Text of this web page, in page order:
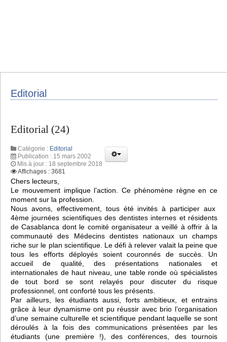
Editorial
Editorial (24)
Catégorie : Editorial
Publication : 15 mars 2002
Mis à jour : 18 septembre 2018
Affichages : 3681
Chers lecteurs,
Le mouvement implique l’action. Ce phénomène règne en ce
moment sur la profession.
Nous avons, effectivement, tous été invités à participer aux
4ème journées scientifiques des dentistes internes et résidents
de Casablanca dont le comité organisateur a veillé à offrir à la
communauté des Médecins dentistes nationaux un champs
riche sur le plan scientifique. Le défi à relever valait la peine que
tous les efforts déployés soient couronnés de succès. Un
accueil de qualité, des présentations nationales et
internationales de haut niveau, une table ronde où spécialistes
de tout bord se sont relayés pour discuter du risque
professionnel, ont conforté tous les présents.
Par ailleurs, les étudiants aussi, forts ambitieux, et entrains
grâce à leur dynamisme ont pu réussir avec brio l’organisation
d’une semaine culturelle et scientifique pendant laquelle se sont
déroulés à la fois des communications présentées par les
étudiants (une première !), des conférences, des tournois